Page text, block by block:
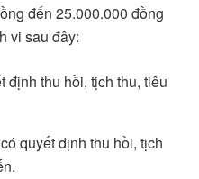
đến 25.000.000 đồng
vi sau đây:
định thu hồi, tịch thu, tiêu
quyết định thu hồi, tịch